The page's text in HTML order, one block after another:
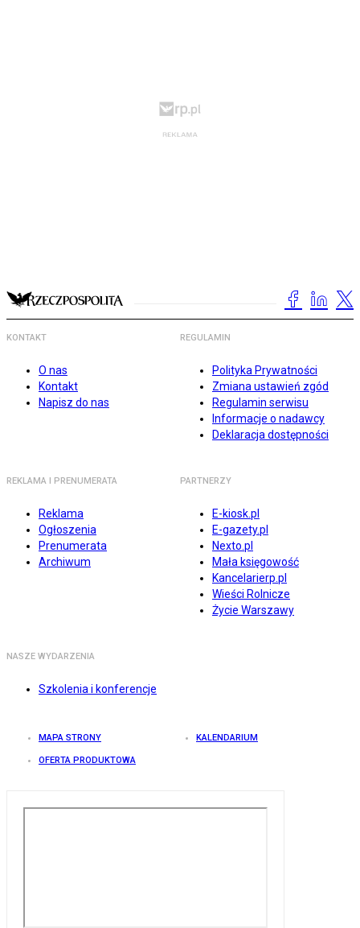
KONTAKT
O nas
Kontakt
Napisz do nas
REGULAMIN
Polityka Prywatności
Zmiana ustawień zgód
Regulamin serwisu
Informacje o nadawcy
Deklaracja dostępności
REKLAMA I PRENUMERATA
Reklama
Ogłoszenia
Prenumerata
Archiwum
PARTNERZY
E-kiosk.pl
E-gazety.pl
Nexto.pl
Mała księgowość
Kancelarierp.pl
Wieści Rolnicze
Życie Warszawy
NASZE WYDARZENIA
Szkolenia i konferencje
MAPA STRONY KALENDARIUM
OFERTA PRODUKTOWA